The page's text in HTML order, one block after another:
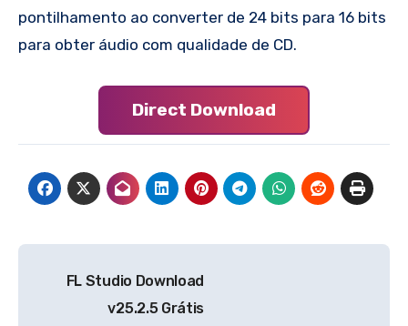
pontilhamento ao converter de 24 bits para 16 bits
para obter áudio com qualidade de CD.
Direct Download
FL Studio Download
v25.2.5 Grátis